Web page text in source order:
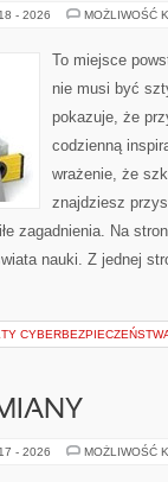
- 2026 MOŻLIWOŚĆ
To miejsce
nie musi być
pokazuje, że
codzienną
wrażenie, że
znajdziesz
zagadnienia. Na
nauki. Z jednej
- 2026 MOŻLIWOŚĆ